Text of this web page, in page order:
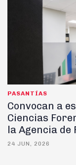
PASANTÍAS
Convocan a
Ciencias
la Agencia de
24 JUN, 2026